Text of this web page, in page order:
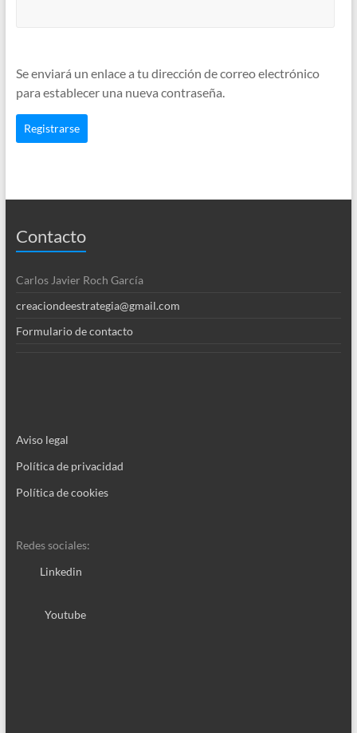
Se enviará un enlace a tu dirección de correo electrónico
para establecer una nueva contraseña.
Registrarse
Contacto
Carlos Javier Roch García
creaciondeestrategia@gmail.com
Formulario de contacto
Aviso legal
Política de privacidad
Política de cookies
Redes sociales:
Linkedin
Youtube